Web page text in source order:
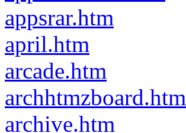
appsrar.htm
april.htm
arcade.htm
archhtmzboard.htm
archive.htm